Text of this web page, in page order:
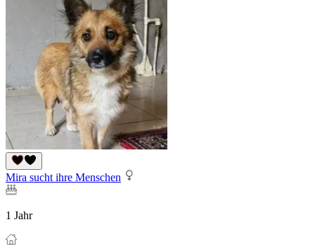
Mira sucht ihre Menschen
1 Jahr